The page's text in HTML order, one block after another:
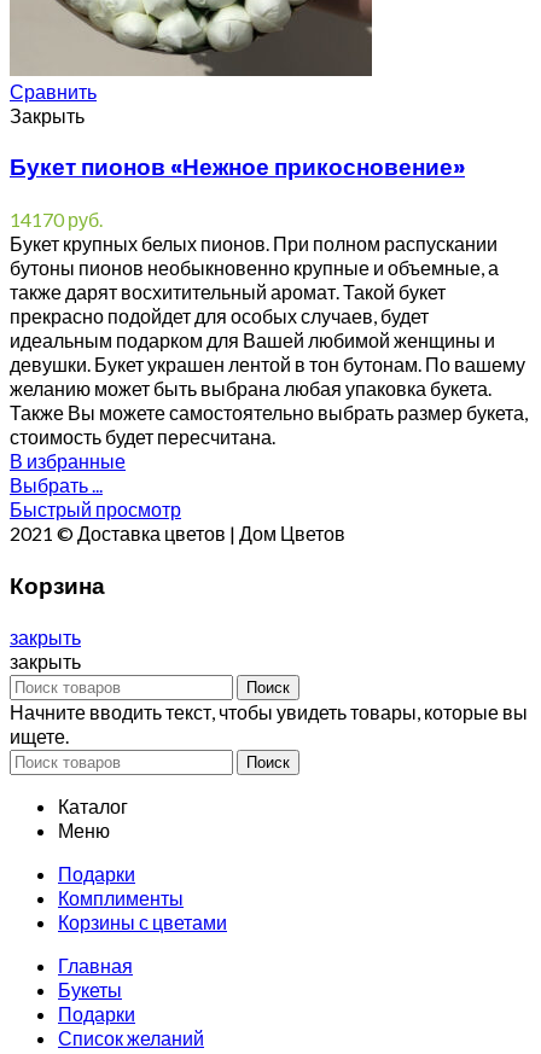
Сравнить
Закрыть
Букет пионов «Нежное прикосновение»
14170руб.
Букет крупных белых пионов. При полном распускании
бутоны пионов необыкновенно крупные и объемные, а
также дарят восхитительный аромат. Такой букет
прекрасно подойдет для особых случаев, будет
идеальным подарком для Вашей любимой женщины и
девушки. Букет украшен лентой в тон бутонам. По вашему
желанию может быть выбрана любая упаковка букета.
Также Вы можете самостоятельно выбрать размер букета,
стоимость будет пересчитана.
В избранные
Выбрать ...
Быстрый просмотр
2021 © Доставка цветов | Дом Цветов
Корзина
закрыть
закрыть
Поиск
Начните вводить текст, чтобы увидеть товары, которые вы
ищете.
Поиск
Каталог
Меню
Подарки
Комплименты
Корзины с цветами
Главная
Букеты
Подарки
Список желаний